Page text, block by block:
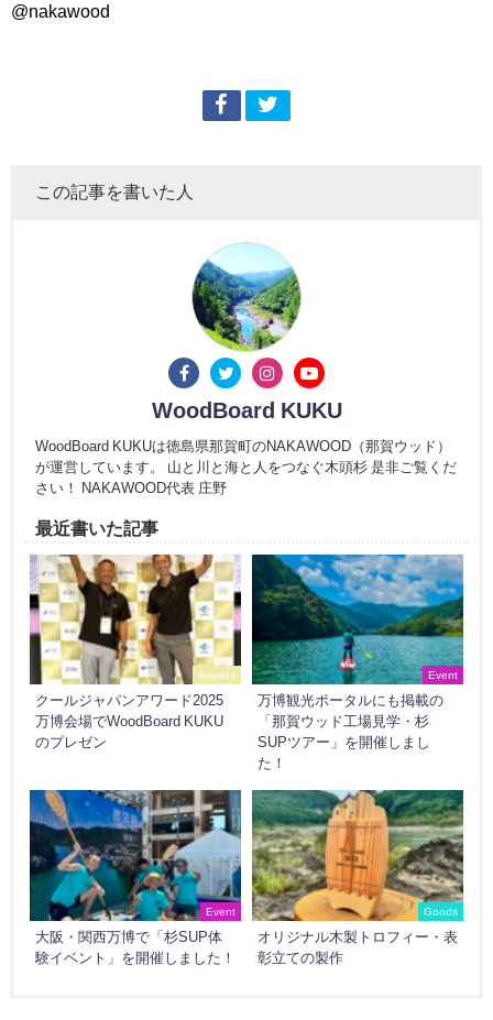
@nakawood
この記事を書いた人
WoodBoard KUKU
WoodBoard KUKUは徳島県那賀町のNAKAWOOD（那賀ウッド）
が運営しています。 山と川と海と人をつなぐ木頭杉 是非ご覧くだ
さい！ NAKAWOOD代表 庄野
最近書いた記事
Awards
クールジャパンアワード2025
万博会場でWoodBoard KUKU
のプレゼン
Event
万博観光ポータルにも掲載の
「那賀ウッド工場見学・杉
SUPツアー」を開催しまし
た！
Event
大阪・関西万博で「杉SUP体
験イベント」を開催しました！
Goods
オリジナル木製トロフィー・表
彰立ての製作